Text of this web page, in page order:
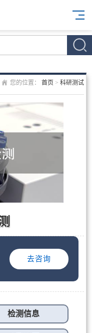
您的位置： 首页 > 科研测试
去咨询
检测信息